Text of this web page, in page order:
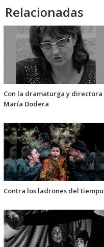
Relacionadas
Con la dramaturga y directora
María Dodera
Contra los ladrones del tiempo